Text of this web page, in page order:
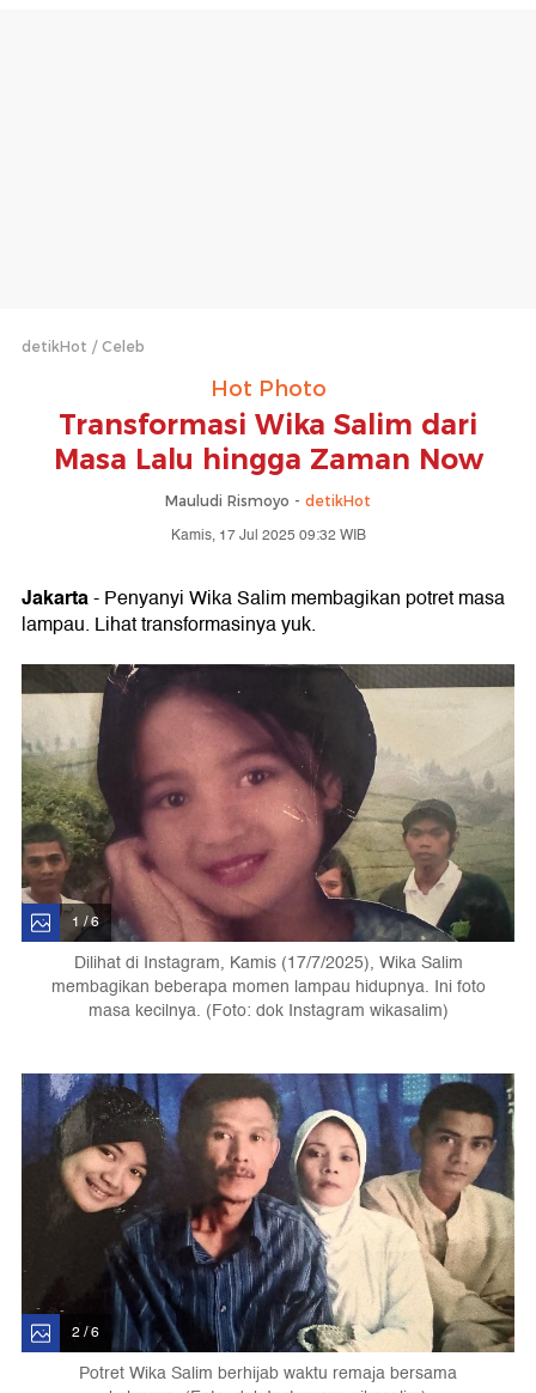
detikHot Celeb
Hot Photo
Transformasi Wika Salim dari
Masa Lalu hingga Zaman Now
Mauludi Rismoyo - detikHot
Kamis, 17 Jul 2025 09:32 WIB
Jakarta- Penyanyi Wika Salim membagikan potret masa
lampau. Lihat transformasinya yuk.
1 / 6
Dilihat di Instagram, Kamis (17/7/2025), Wika Salim
membagikan beberapa momen lampau hidupnya. Ini foto
masa kecilnya. (Foto: dok Instagram wikasalim)
2 / 6
Potret Wika Salim berhijab waktu remaja bersama